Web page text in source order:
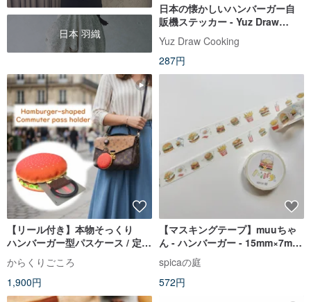
日本 羽織
日本の懐かしいハンバーガー自
販機ステッカー - Yuz Draw
Cooking
Yuz Draw Cooking
287円
【リール付き】本物そっくり
ハンバーガー型パスケース / 定期
入れ 面白グッズ
からくりごころ
1,900円
【マスキングテープ】muuちゃ
ん - ハンバーガー - 15mm×7m |
spicaの庭 (SM64)
spicaの庭
572円